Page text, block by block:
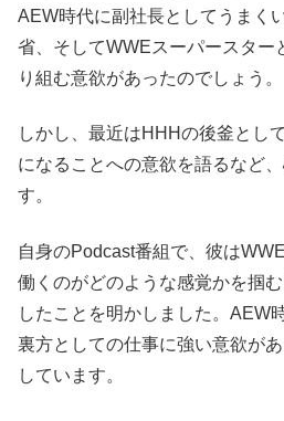
AEW時代に副社長としてうまく
省、そしてWWEスーパースター
り組む意欲があったのでしょう。
しかし、最近はHHHの後釜とし
になることへの意欲を語るなど
す。
自身のPodcast番組で、彼は
働くのがどのような感覚かを掴
したことを明かしました。AEW
裏方としての仕事に強い意欲が
しています。